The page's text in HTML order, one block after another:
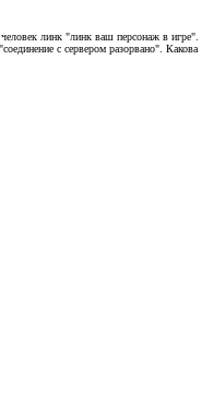
линк "линк ваш персонаж в игре".
с сервером разорвано". Какова